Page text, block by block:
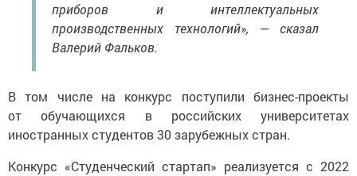
приборов и интеллектуальных
производственных технологий», — сказал
Валерий Фальков.
В том числе на конкурс поступили бизнес-проекты
от обучающихся в российских университетах
иностранных студентов 30 зарубежных стран.
Конкурс «Студенческий стартап» реализуется с 2022